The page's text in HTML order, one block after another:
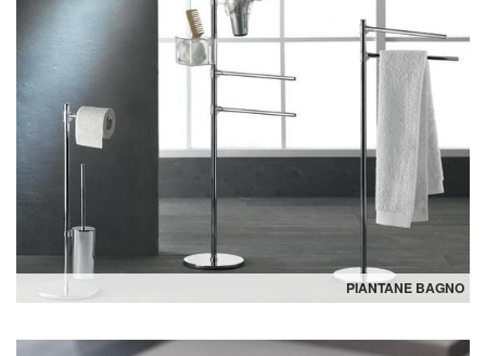
PIANTANE BAGNO